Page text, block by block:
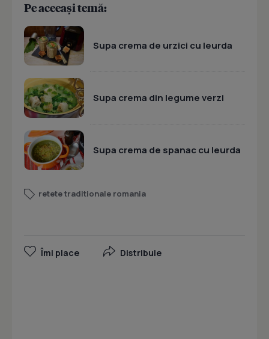
Pe aceeași temă:
Supa crema de urzici cu leurda
Supa crema din legume verzi
Supa crema de spanac cu leurda
retete traditionale romania
Îmi place Distribuie